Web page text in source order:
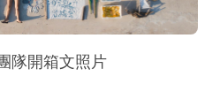
隊開箱文照片